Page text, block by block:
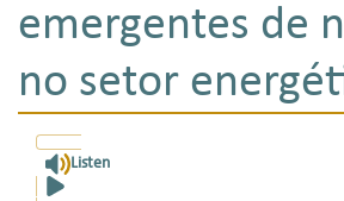
emergentes de
no setor
Listen